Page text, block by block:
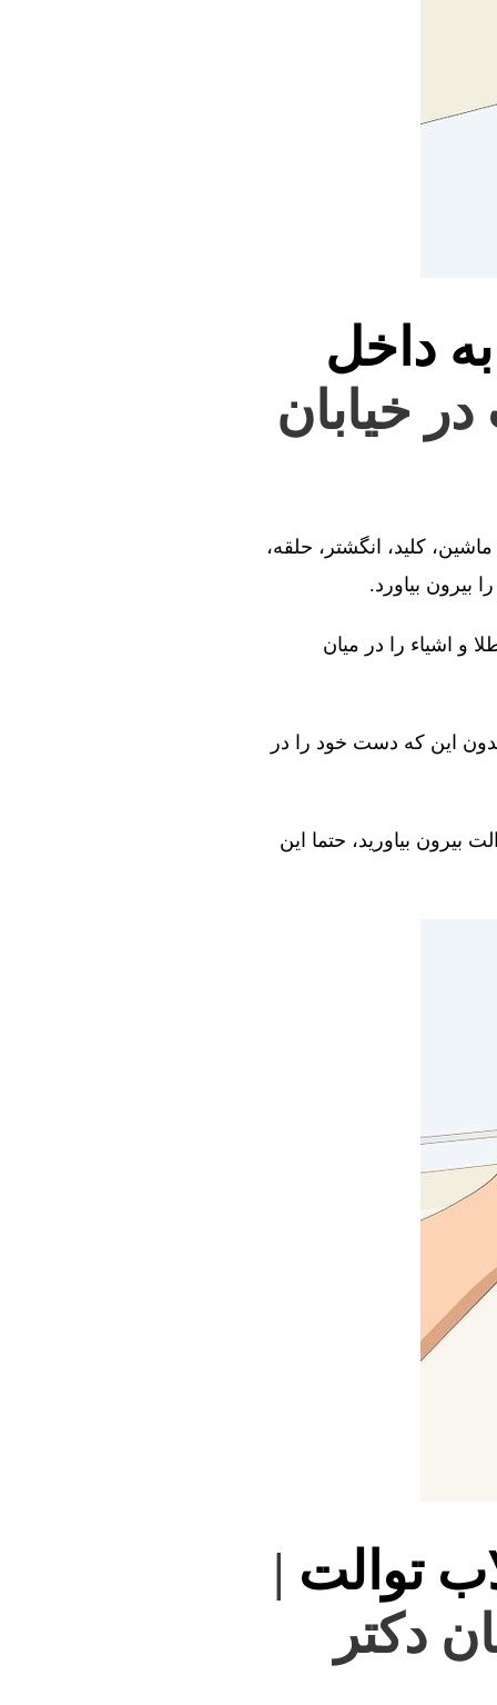
داخل
خیابان
کلید، انگشتر، حلقه،
بیرون بیاورد.
و اشیاء را در میان
این که دست خود را در
بیرون بیاورید، حتما این
توالت |
دکتر